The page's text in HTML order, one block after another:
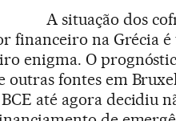
A situação dos
financeiro na Grécia é
enigma. O
outras fontes em
até agora decidiu